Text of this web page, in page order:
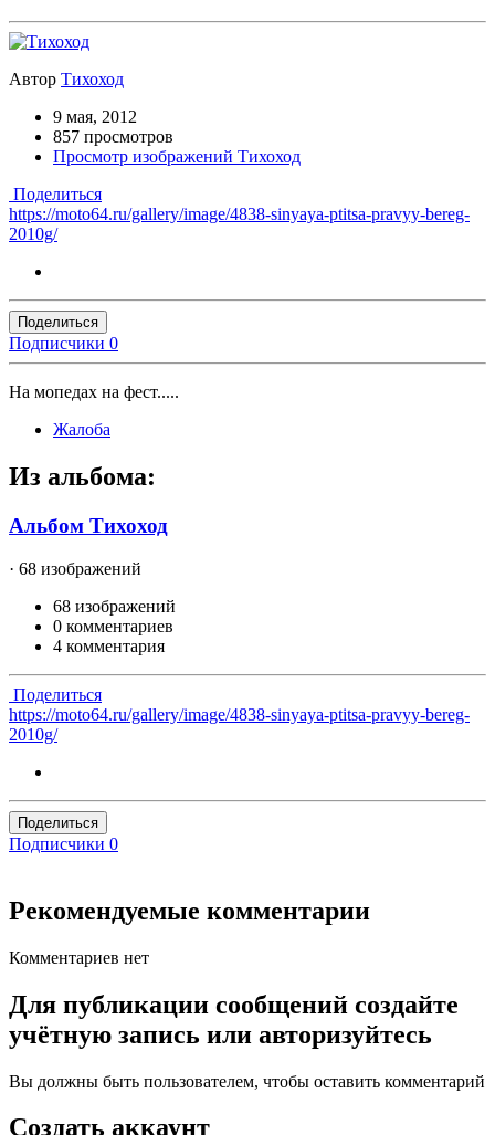
Автор Тихоход
9 мая, 2012
857 просмотров
Просмотр изображений Тихоход
Поделиться
https://moto64.ru/gallery/image/4838-sinyaya-ptitsa-pravyy-bereg-
2010g/
Поделиться
Подписчики 0
На мопедах на фест.....
Жалоба
Из альбома:
Альбом Тихоход
· 68 изображений
68 изображений
0 комментариев
4 комментария
Поделиться
https://moto64.ru/gallery/image/4838-sinyaya-ptitsa-pravyy-bereg-
2010g/
Поделиться
Подписчики 0
Рекомендуемые комментарии
Комментариев нет
Для публикации сообщений создайте
учётную запись или авторизуйтесь
Вы должны быть пользователем, чтобы оставить комментарий
Создать аккаунт